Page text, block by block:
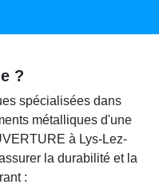
?
spécialisées dans
métalliques d'une
à Lys-Lez-
la durabilité et la
: